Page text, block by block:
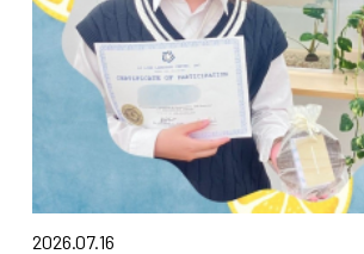
2026.07.16